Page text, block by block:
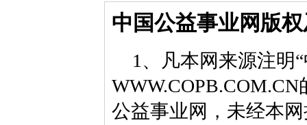
中国公益事业网版
1、凡本网来源注明
公益事业网，未经本